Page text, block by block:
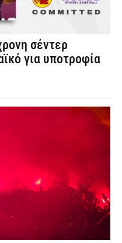
σέντερ
για υποτροφία